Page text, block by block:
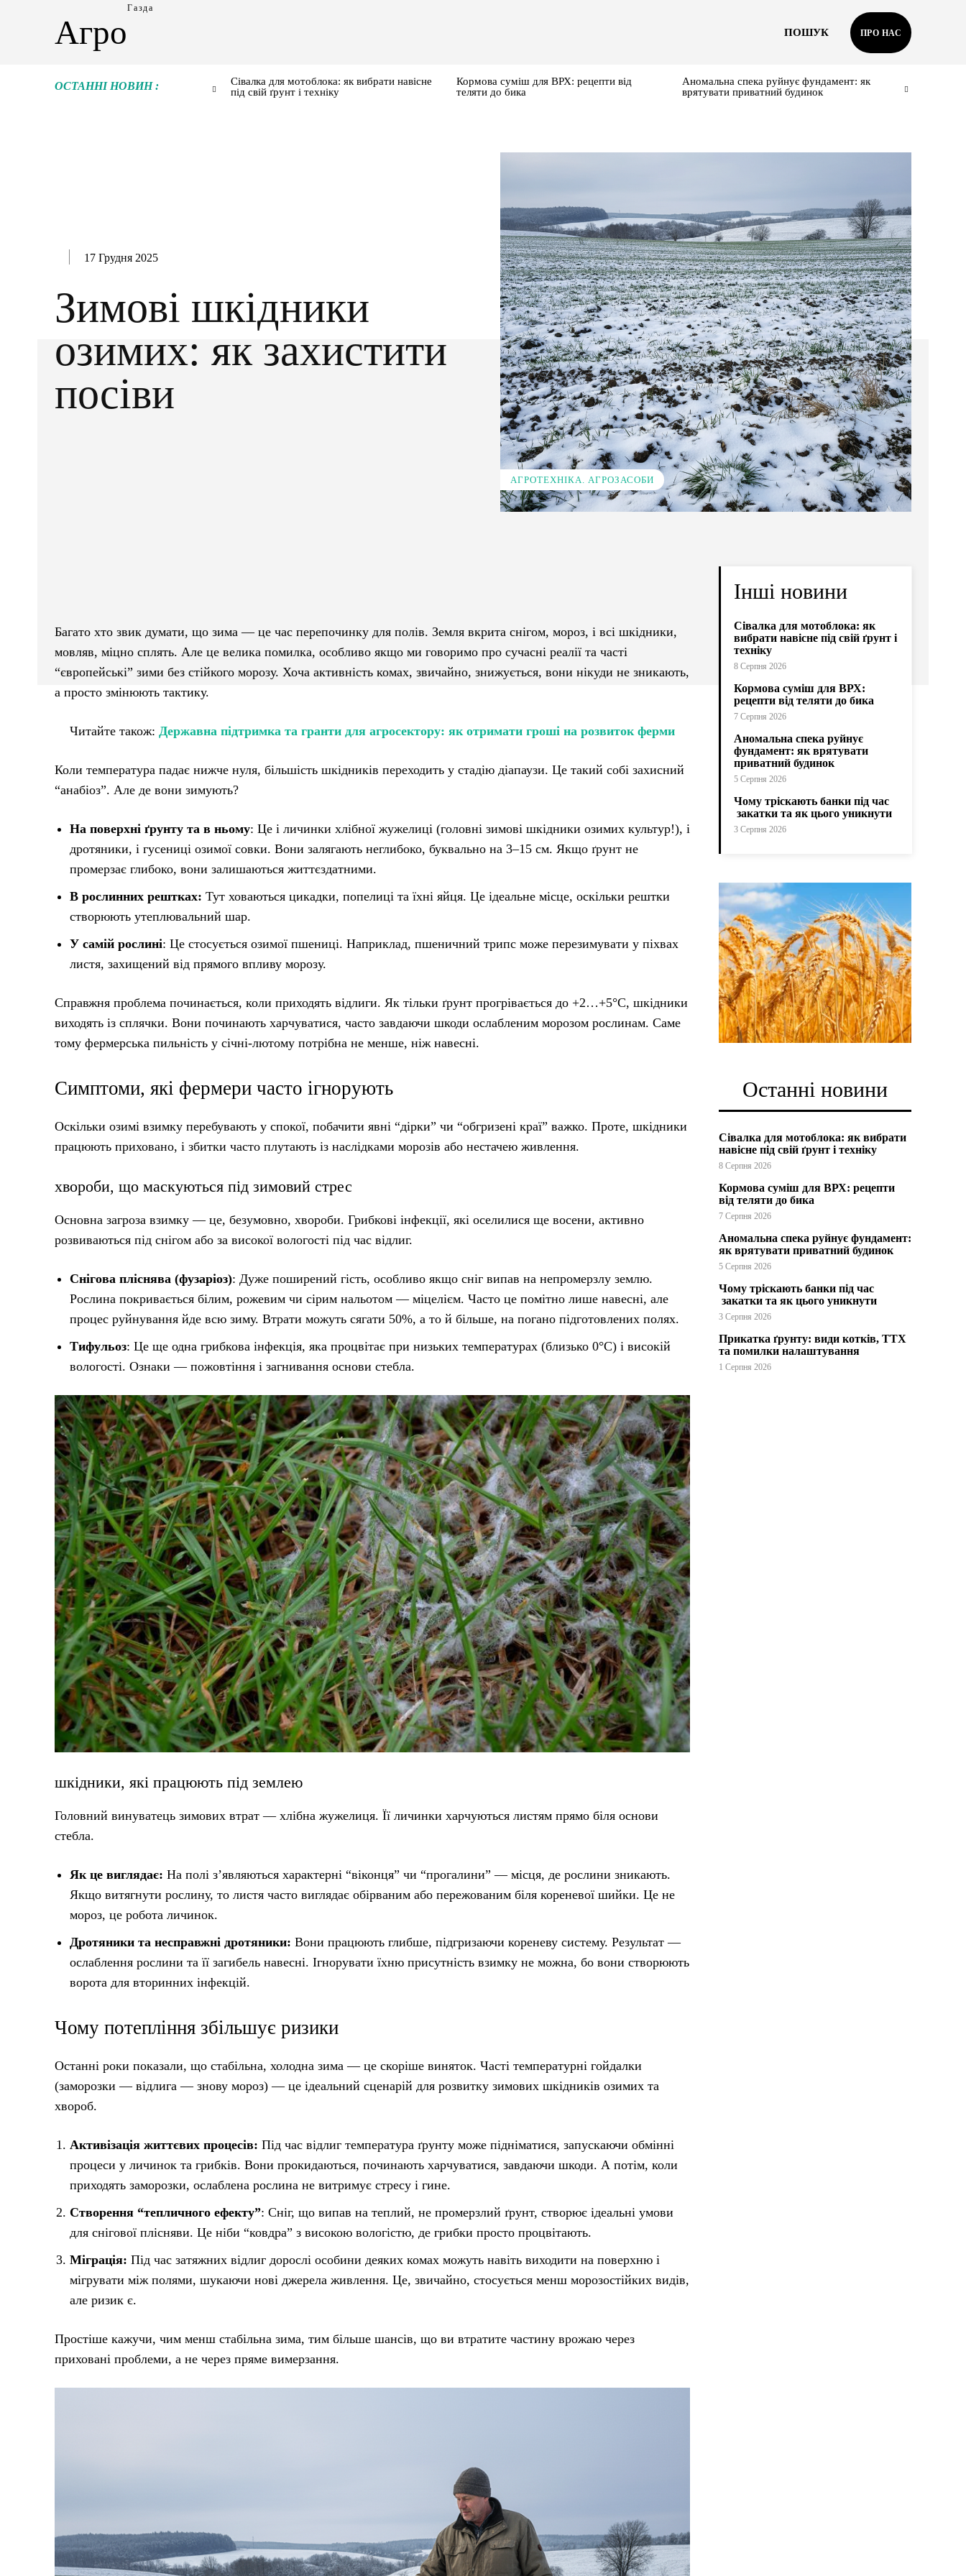
Агро
Газда
ПОШУК ПРО НАС
ОСТАННІ НОВИН :
Сівалка для мотоблока: як вибрати навісне
під свій ґрунт і техніку
Кормова суміш для ВРХ: рецепти від
теляти до бика
Аномальна спека руйнує фундамент: як
врятувати приватний будинок
17 Грудня 2025
Зимові шкідники
озимих: як захистити
посіви
АГРОТЕХНІКА. АГРОЗАСОБИ
Багато хто звик думати, що зима — це час перепочинку для полів. Земля вкрита снігом, мороз, і всі шкідники,
мовляв, міцно сплять. Але це велика помилка, особливо якщо ми говоримо про сучасні реалії та часті
“європейські” зими без стійкого морозу. Хоча активність комах, звичайно, знижується, вони нікуди не зникають,
а просто змінюють тактику.
Читайте також: Державна підтримка та гранти для агросектору: як отримати гроші на розвиток ферми
Коли температура падає нижче нуля, більшість шкідників переходить у стадію діапаузи. Це такий собі захисний
“анабіоз”. Але де вони зимують?
На поверхні ґрунту та в ньому: Це і личинки хлібної жужелиці (головні зимові шкідники озимих культур!), і
дротяники, і гусениці озимої совки. Вони залягають неглибоко, буквально на 3–15 см. Якщо ґрунт не
промерзає глибоко, вони залишаються життєздатними.
В рослинних рештках: Тут ховаються цикадки, попелиці та їхні яйця. Це ідеальне місце, оскільки рештки
створюють утеплювальний шар.
У самій рослині: Це стосується озимої пшениці. Наприклад, пшеничний трипс може перезимувати у піхвах
листя, захищений від прямого впливу морозу.
Справжня проблема починається, коли приходять відлиги. Як тільки ґрунт прогрівається до +2…+5°С, шкідники
виходять із сплячки. Вони починають харчуватися, часто завдаючи шкоди ослабленим морозом рослинам. Саме
тому фермерська пильність у січні-лютому потрібна не менше, ніж навесні.
Симптоми, які фермери часто ігнорують
Оскільки озимі взимку перебувають у спокої, побачити явні “дірки” чи “обгризені краї” важко. Проте, шкідники
працюють приховано, і збитки часто плутають із наслідками морозів або нестачею живлення.
хвороби, що маскуються під зимовий стрес
Основна загроза взимку — це, безумовно, хвороби. Грибкові інфекції, які оселилися ще восени, активно
розвиваються під снігом або за високої вологості під час відлиг.
Снігова пліснява (фузаріоз): Дуже поширений гість, особливо якщо сніг випав на непромерзлу землю.
Рослина покривається білим, рожевим чи сірим нальотом — міцелієм. Часто це помітно лише навесні, але
процес руйнування йде всю зиму. Втрати можуть сягати 50%, а то й більше, на погано підготовлених полях.
Тифульоз: Це ще одна грибкова інфекція, яка процвітає при низьких температурах (близько 0°С) і високій
вологості. Ознаки — пожовтіння і загнивання основи стебла.
шкідники, які працюють під землею
Головний винуватець зимових втрат — хлібна жужелиця. Її личинки харчуються листям прямо біля основи
стебла.
Як це виглядає: На полі з’являються характерні “віконця” чи “прогалини” — місця, де рослини зникають.
Якщо витягнути рослину, то листя часто виглядає обірваним або пережованим біля кореневої шийки. Це не
мороз, це робота личинок.
Дротяники та несправжні дротяники: Вони працюють глибше, підгризаючи кореневу систему. Результат —
ослаблення рослини та її загибель навесні. Ігнорувати їхню присутність взимку не можна, бо вони створюють
ворота для вторинних інфекцій.
Чому потепління збільшує ризики
Останні роки показали, що стабільна, холодна зима — це скоріше виняток. Часті температурні гойдалки
(заморозки — відлига — знову мороз) — це ідеальний сценарій для розвитку зимових шкідників озимих та
хвороб.
Активізація життєвих процесів: Під час відлиг температура ґрунту може підніматися, запускаючи обмінні
процеси у личинок та грибків. Вони прокидаються, починають харчуватися, завдаючи шкоди. А потім, коли
приходять заморозки, ослаблена рослина не витримує стресу і гине.
Створення “тепличного ефекту”: Сніг, що випав на теплий, не промерзлий ґрунт, створює ідеальні умови
для снігової плісняви. Це ніби “ковдра” з високою вологістю, де грибки просто процвітають.
Міграція: Під час затяжних відлиг дорослі особини деяких комах можуть навіть виходити на поверхню і
мігрувати між полями, шукаючи нові джерела живлення. Це, звичайно, стосується менш морозостійких видів,
але ризик є.
Простіше кажучи, чим менш стабільна зима, тим більше шансів, що ви втратите частину врожаю через
приховані проблеми, а не через пряме вимерзання.
Інші новини
Сівалка для мотоблока: як
вибрати навісне під свій ґрунт і
техніку
8 Серпня 2026
Кормова суміш для ВРХ:
рецепти від теляти до бика
7 Серпня 2026
Аномальна спека руйнує
фундамент: як врятувати
приватний будинок
5 Серпня 2026
Чому тріскають банки під час
закатки та як цього уникнути
3 Серпня 2026
Останні новини
Сівалка для мотоблока: як вибрати
навісне під свій ґрунт і техніку
8 Серпня 2026
Кормова суміш для ВРХ: рецепти
від теляти до бика
7 Серпня 2026
Аномальна спека руйнує фундамент:
як врятувати приватний будинок
5 Серпня 2026
Чому тріскають банки під час
закатки та як цього уникнути
3 Серпня 2026
Прикатка ґрунту: види котків, ТТХ
та помилки налаштування
1 Серпня 2026